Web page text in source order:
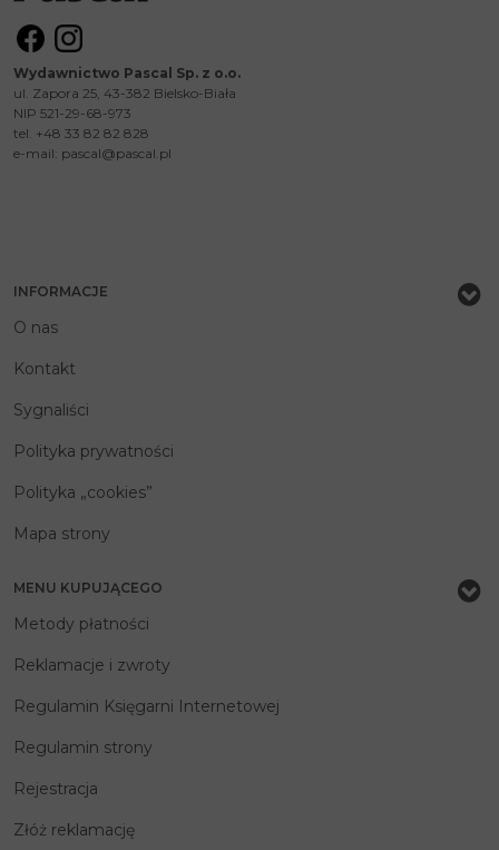
Wydawnictwo Pascal Sp. z o.o.
ul. Zapora 25, 43-382 Bielsko-Biała
NIP 521-29-68-973
tel. +48 33 82 82 828
e-mail: pascal@pascal.pl
INFORMACJE
O nas
Kontakt
Sygnaliści
Polityka prywatności
Polityka „cookies”
Mapa strony
MENU KUPUJĄCEGO
Metody płatności
Reklamacje i zwroty
Regulamin Księgarni Internetowej
Regulamin strony
Rejestracja
Złóż reklamację